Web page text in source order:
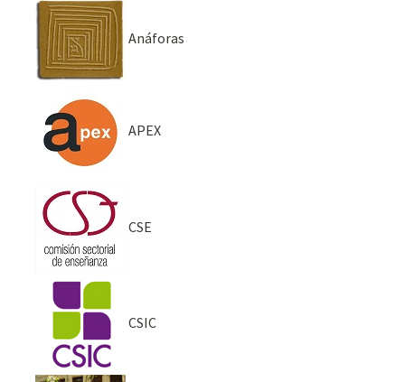
Anáforas
APEX
CSE
CSIC